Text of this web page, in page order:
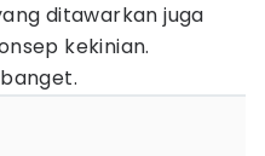
ditawarkan juga
kekinian.